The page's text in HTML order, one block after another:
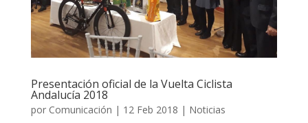
Presentación oficial de la Vuelta Ciclista
Andalucía 2018
por Comunicación | 12 Feb 2018 | Noticias